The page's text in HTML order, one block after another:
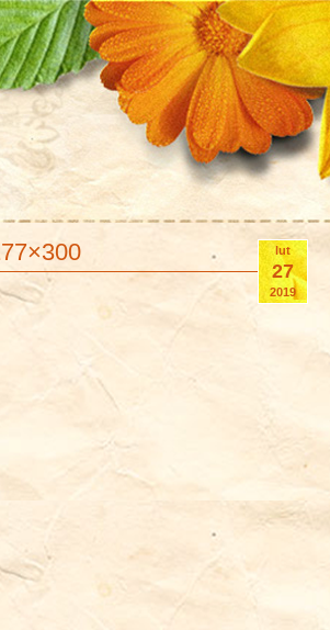
lut
27
2019